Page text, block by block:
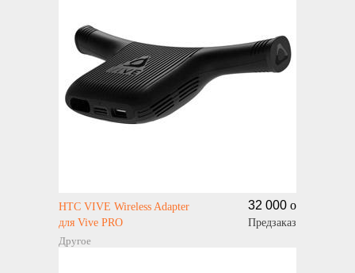
HTC VIVE Wireless Adapter
для Vive PRO
Другое
32 000 o
Предзаказ